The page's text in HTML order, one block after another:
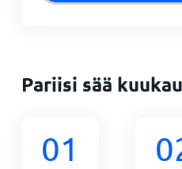
Pariisi sää
01